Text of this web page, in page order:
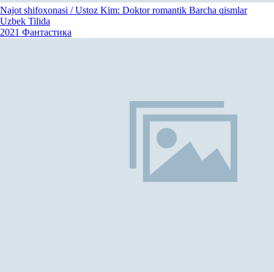
Najot shifoxonasi / Ustoz Kim: Doktor romantik Barcha qismlar
Uzbek Tilida
2021 Фантастика